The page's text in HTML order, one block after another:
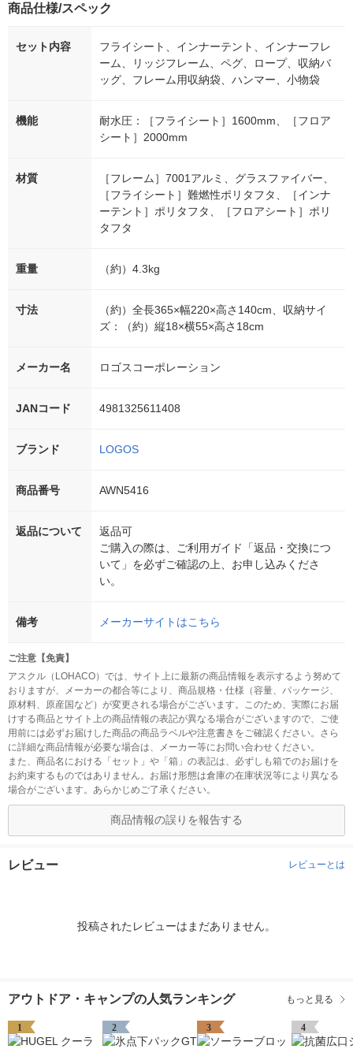
商品仕様/スペック
セット内容
フライシート、インナーテント、インナーフレ
ーム、リッジフレーム、ペグ、ロープ、収納バ
ッグ、フレーム用収納袋、ハンマー、小物袋
機能
耐水圧：［フライシート］1600mm、［フロア
シート］2000mm
材質
［フレーム］7001アルミ、グラスファイバー、
［フライシート］難燃性ポリタフタ、［インナ
ーテント］ポリタフタ、［フロアシート］ポリ
タフタ
重量 （約）4.3kg
寸法
（約）全長365×幅220×高さ140cm、収納サイ
ズ：（約）縦18×横55×高さ18cm
メーカー名 ロゴスコーポレーション
JANコード 4981325611408
ブランド LOGOS
商品番号 AWN5416
返品について
返品可
ご購入の際は、ご利用ガイド「返品・交換につ
いて」を必ずご確認の上、お申し込みくださ
い。
備考 メーカーサイトはこちら
ご注意【免責】
アスクル（LOHACO）では、サイト上に最新の商品情報を表示するよう努めて
おりますが、メーカーの都合等により、商品規格・仕様（容量、パッケージ、
原材料、原産国など）が変更される場合がございます。このため、実際にお届
けする商品とサイト上の商品情報の表記が異なる場合がございますので、ご使
用前には必ずお届けした商品の商品ラベルや注意書きをご確認ください。さら
に詳細な商品情報が必要な場合は、メーカー等にお問い合わせください。
また、商品名における「セット」や「箱」の表記は、必ずしも箱でのお届けを
お約束するものではありません。お届け形態は倉庫の在庫状況等により異なる
場合がございます。あらかじめご了承ください。
商品情報の誤りを報告する
レビュー レビューとは
投稿されたレビューはまだありません。
アウトドア・キャンプの人気ランキング もっと見る
1 2 3 4